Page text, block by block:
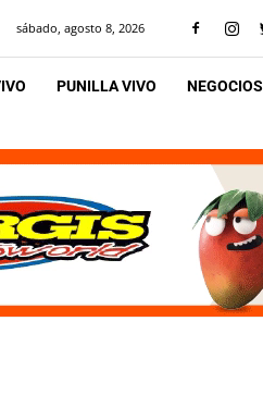
sábado, agosto 8, 2026
PUNILLA VIVO NEGOCIOS